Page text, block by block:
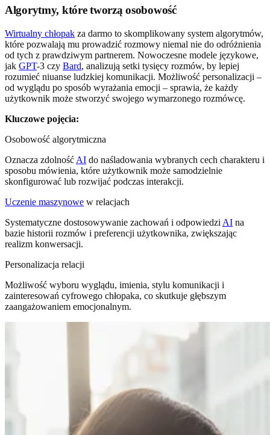
Algorytmy, które tworzą osobowość
Wirtualny chłopak za darmo to skomplikowany system algorytmów,
które pozwalają mu prowadzić rozmowy niemal nie do odróżnienia
od tych z prawdziwym partnerem. Nowoczesne modele językowe,
jak GPT-3 czy Bard, analizują setki tysięcy rozmów, by lepiej
rozumieć niuanse ludzkiej komunikacji. Możliwość personalizacji –
od wyglądu po sposób wyrażania emocji – sprawia, że każdy
użytkownik może stworzyć swojego wymarzonego rozmówcę.
Kluczowe pojęcia:
Osobowość algorytmiczna
Oznacza zdolność AI do naśladowania wybranych cech charakteru i
sposobu mówienia, które użytkownik może samodzielnie
skonfigurować lub rozwijać podczas interakcji.
Uczenie maszynowe w relacjach
Systematyczne dostosowywanie zachowań i odpowiedzi AI na
bazie historii rozmów i preferencji użytkownika, zwiększając
realizm konwersacji.
Personalizacja relacji
Możliwość wyboru wyglądu, imienia, stylu komunikacji i
zainteresowań cyfrowego chłopaka, co skutkuje głębszym
zaangażowaniem emocjonalnym.